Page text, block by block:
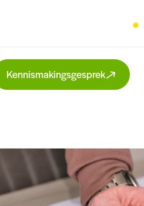
Kennismakingsgesprek